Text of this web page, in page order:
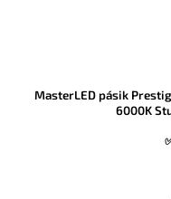
MasterLED pásik
6000K